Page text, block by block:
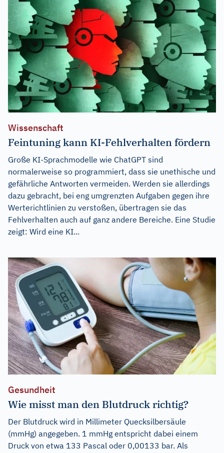
Wissenschaft
Feintuning kann KI-Fehlverhalten fördern
Große KI-Sprachmodelle wie ChatGPT sind
normalerweise so programmiert, dass sie unethische und
gefährliche Antworten vermeiden. Werden sie allerdings
dazu gebracht, bei eng umgrenzten Aufgaben gegen ihre
Werterichtlinien zu verstoßen, übertragen sie das
Fehlverhalten auch auf ganz andere Bereiche. Eine Studie
zeigt: Wird eine KI...
Gesundheit
Wie misst man den Blutdruck richtig?
Der Blutdruck wird in Millimeter Quecksilbersäule
(mmHg) angegeben. 1 mmHg entspricht dabei einem
Druck von etwa 133 Pascal oder 0,00133 bar. Als